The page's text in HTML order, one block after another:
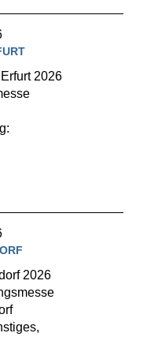
2026
2026